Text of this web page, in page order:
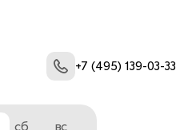
+7 (495) 139-03-33
сб вс